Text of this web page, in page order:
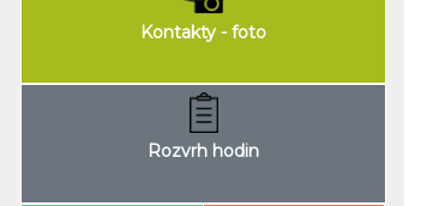
Kontakty - foto
Rozvrh hodin